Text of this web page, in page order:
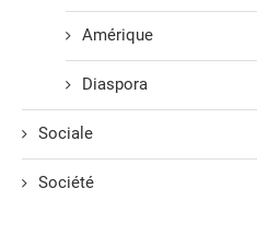
Amérique
Diaspora
Sociale
Société